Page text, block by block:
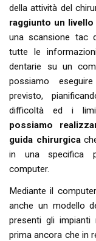
della attività del
raggiunto un
una scansione tac
tutte le
dentarie su un
possiamo
previsto,
difficoltà ed i
possiamo
guida chirurgica
in una specifica
computer.
Mediante il
anche un modello
presenti gli impianti
prima ancora che in